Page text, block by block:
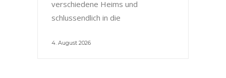
verschiedene Heims und
schlussendlich in die
4. August 2026